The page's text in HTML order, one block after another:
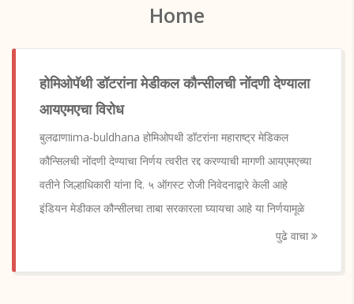
Home
होमिओपॅथी डॉटरांना मेडीकल कौन्सीलची नोंदणी देण्याला
आयएमएचा विरोध
बुलढाणाima-buldhana होमिओपथी डॉटरांना महाराष्ट्र मेडिकल
कौन्सिलची नोंदणी देण्याचा निर्णय त्वरीत रद्द करण्याची मागणी आयएमएच्या
वतीने जिल्हाधिकारी यांना दि. ५ ऑगस्ट रोजी निवेदनाद्वारे केली आहे
इंडियन मेडीकल कौन्सीलचा ताबा सरकारला घ्यायचा आहे या निर्णयामूळे
पुढे वाचा